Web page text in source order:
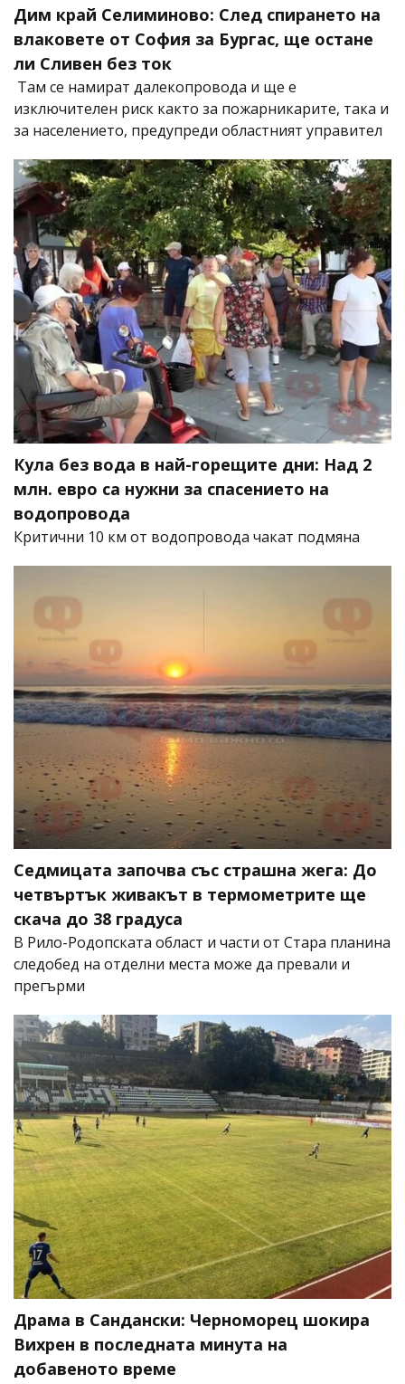
Дим край Селиминово: След спирането на
влаковете от София за Бургас, ще остане
ли Сливен без ток
Там се намират далекопровода и ще е
изключителен риск както за пожарникарите, така и
за населението, предупреди областният управител
Кула без вода в най-горещите дни: Над 2
млн. евро са нужни за спасението на
водопровода
Критични 10 км от водопровода чакат подмяна
Седмицата започва със страшна жега: До
четвъртък живакът в термометрите ще
скача до 38 градуса
В Рило-Родопската област и части от Стара планина
следобед на отделни места може да превали и
прегърми
Драма в Сандански: Черноморец шокира
Вихрен в последната минута на
добавеното време